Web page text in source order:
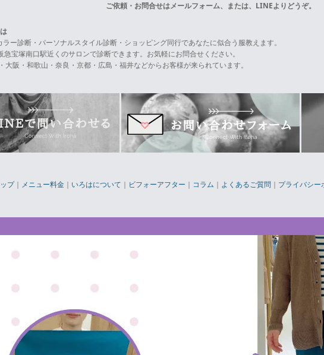
ご依頼・お問合せはメールフォーム、または、LINEよりどうぞ。
ー診断・パーソナルスタイル診断・ショッピング同行であなたに似合う服教えます。
急宝塚南口駅近くのサロンで診断できます。お気軽にお問合せください。
大阪・和歌山・奈良・京都・広島・福井などからお客様が来られています。
ップ｜ メニュー料金 ｜ いろはについて ｜ ビフォーアフター ｜ コラム ｜ よくあるご質問 ｜ プライバシー